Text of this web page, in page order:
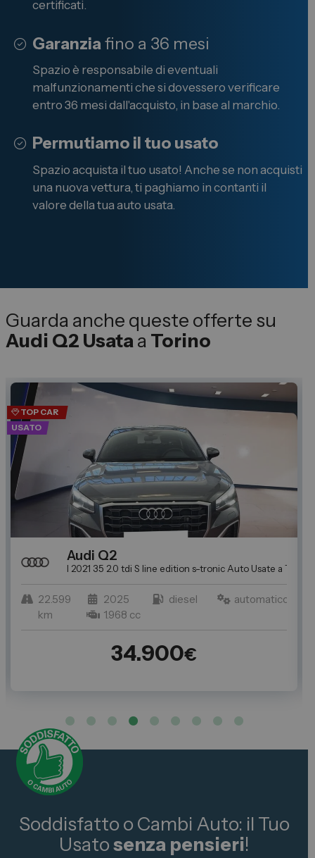
certificati.
Garanzia fino a 36 mesi
Spazio è responsabile di eventuali
malfunzionamenti che si dovessero verificare
entro 36 mesi dall'acquisto, in base al marchio.
Permutiamo il tuo usato
Spazio acquista il tuo usato! Anche se non acquisti
una nuova vettura, ti paghiamo in contanti il
valore della tua auto usata.
Guarda anche queste offerte su
Audi Q2 Usata a Torino
Trova l'auto usata perfetta per Te da Spazio
TOP CAR
USATO
Audi Q2
I 2021 35 2.0 tdi S line edition s-tronic Auto Usate a
22.599
km
2025 diesel
automatico
1.968 cc
34.900€
Soddisfatto o Cambi Auto: il Tuo
Usatosenza pensieri!